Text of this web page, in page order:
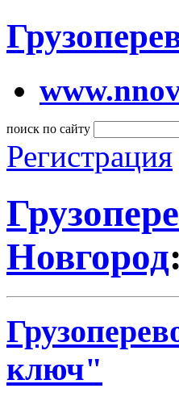
поиск по сайту
Регистрация
Новгород
ключ"